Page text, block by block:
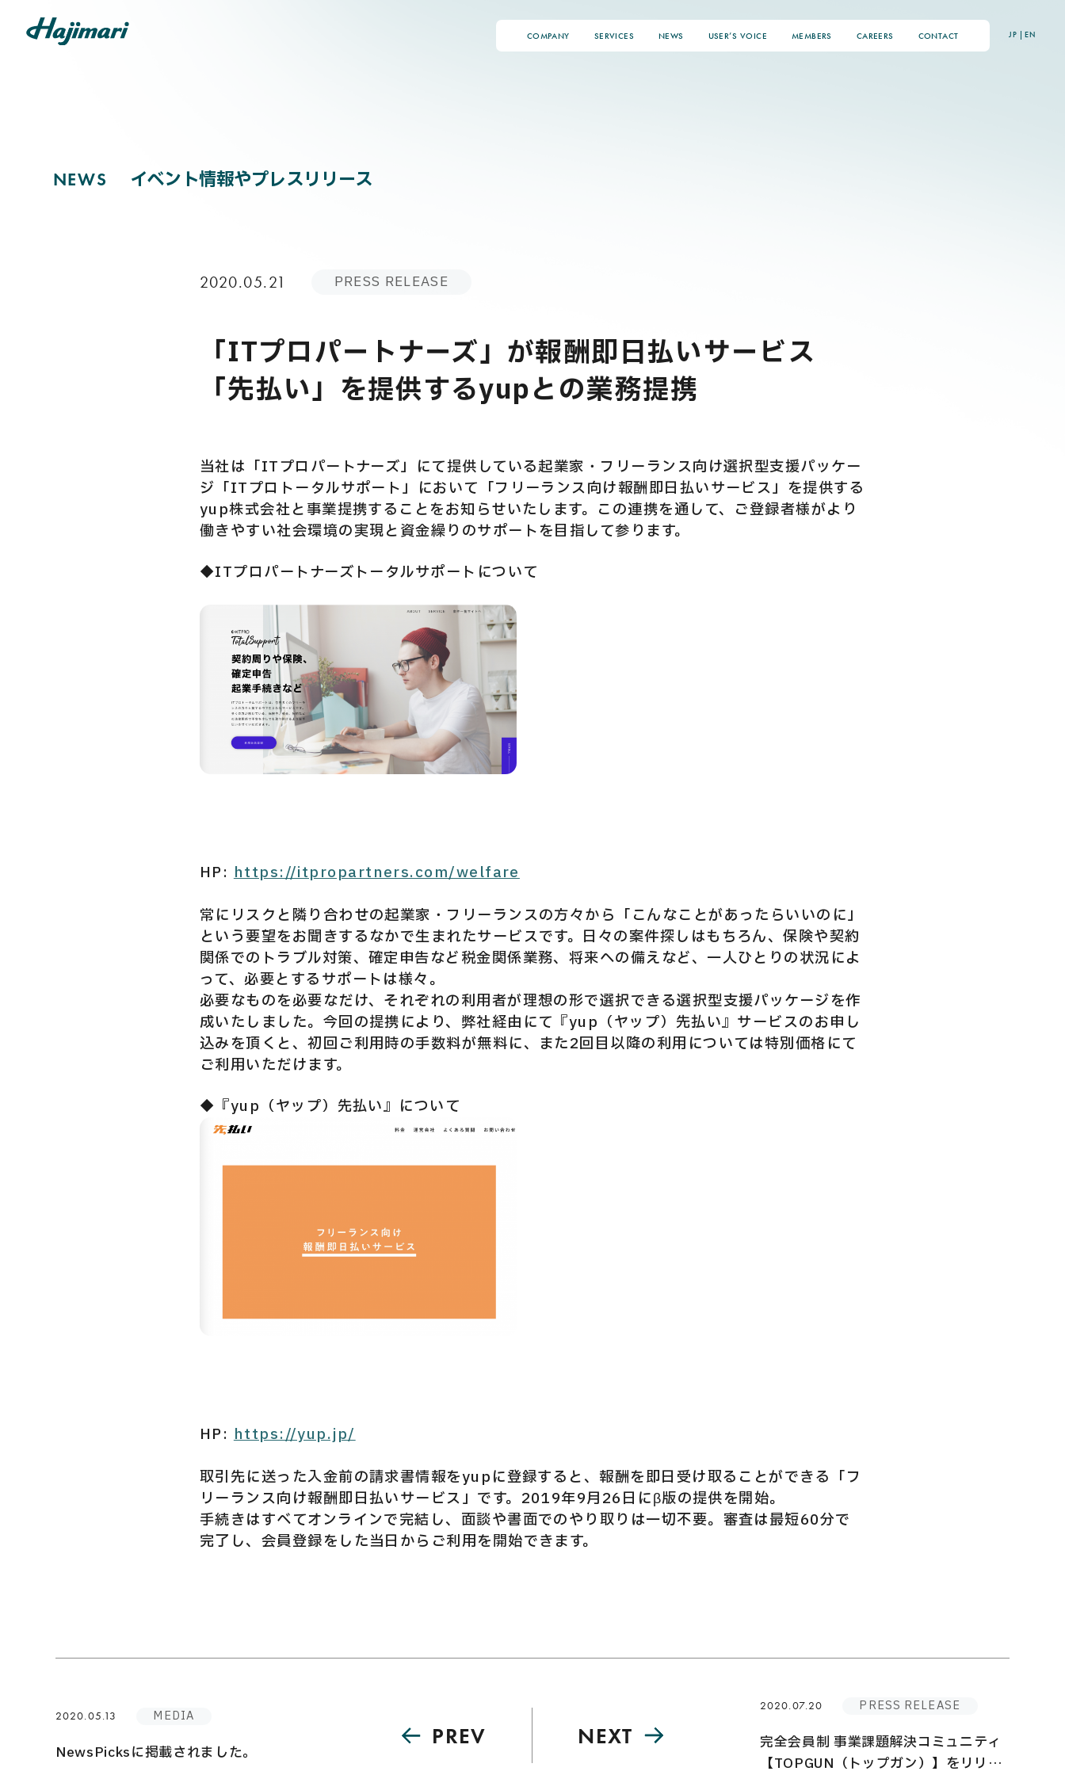
COMPANY SERVICES NEWS USER’S VOICE MEMBERS CAREERS CONTACT JP EN
COMPANY
SERVICES
MEMBERS
CONTACT
NEWS
NEWS イベント情報やプレスリリース
2020.05.21 PRESS RELEASE
「ITプロパートナーズ」が報酬即日払いサービス
「先払い」を提供するyupとの業務提携
当社は「ITプロパートナーズ」にて提供している起業家・フリーランス向け選択型支援パッケー
ジ「ITプロトータルサポート」において「フリーランス向け報酬即日払いサービス」を提供する
yup株式会社と事業提携することをお知らせいたします。この連携を通して、ご登録者様がより
働きやすい社会環境の実現と資金繰りのサポートを目指して参ります。
◆ITプロパートナーズトータルサポートについて
HP:https://itpropartners.com/welfare
常にリスクと隣り合わせの起業家・フリーランスの方々から「こんなことがあったらいいのに」
という要望をお聞きするなかで生まれたサービスです。日々の案件探しはもちろん、保険や契約
関係でのトラブル対策、確定申告など税金関係業務、将来への備えなど、一人ひとりの状況によ
って、必要とするサポートは様々。
必要なものを必要なだけ、それぞれの利用者が理想の形で選択できる選択型支援パッケージを作
成いたしました。今回の提携により、弊社経由にて『yup（ヤップ）先払い』サービスのお申し
込みを頂くと、初回ご利用時の手数料が無料に、また2回目以降の利用については特別価格にて
ご利用いただけます。
◆『yup（ヤップ）先払い』について
HP:https://yup.jp/
取引先に送った入金前の請求書情報をyupに登録すると、報酬を即日受け取ることができる「フ
リーランス向け報酬即日払いサービス」です。2019年9月26日にβ版の提供を開始。
手続きはすべてオンラインで完結し、面談や書面でのやり取りは一切不要。審査は最短60分で
完了し、会員登録をした当日からご利用を開始できます。
2020.05.13 MEDIA
NewsPicksに掲載されました。
PREV
2020.07.20 PRESS RELEASE
完全会員制 事業課題解決コミュニティ
【TOPGUN（トップガン）】をリリー
NEXT